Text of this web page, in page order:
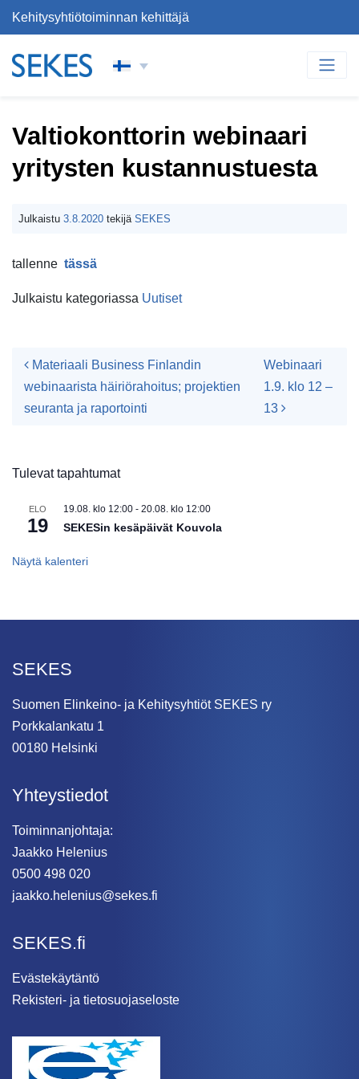
Kehitysyhtiötoiminnan kehittäjä
PÄÄVALIKKO
Valtiokonttorin webinaari
yritysten kustannustuesta
Julkaistu 3.8.2020 tekijä SEKES
tallenne tässä
Julkaistu kategoriassa Uutiset
Artikkelien navigointi
Materiaali Business Finlandin
webinaarista häiriörahoitus; projektien
seuranta ja raportointi
Webinaari
1.9. klo 12 –
13
Tulevat tapahtumat
ELO
19
19.08. klo 12:00 - 20.08. klo 12:00
SEKESin kesäpäivät Kouvola
Näytä kalenteri
SEKES
Suomen Elinkeino- ja Kehitysyhtiöt SEKES ry
Porkkalankatu 1
00180 Helsinki
Yhteystiedot
Toiminnanjohtaja:
Jaakko Helenius
0500 498 020
jaakko.helenius@sekes.fi
SEKES.fi
Evästekäytäntö
Rekisteri- ja tietosuojaseloste